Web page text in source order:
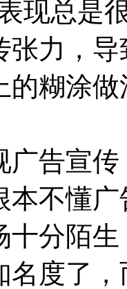
现总是
力，导
糊涂做
告宣传
不懂广
十分陌
名度了